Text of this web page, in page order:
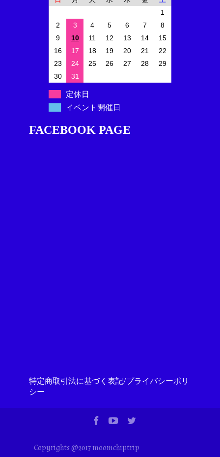
1
2
3 4 5 6 7
8
9
10 11 12 13 14
15
16
17 18 19 20 21
22
23
24 25 26 27 28
29
30
31
定休日
イベント開催日
FACEBOOK PAGE
特定商取引法に基づく表記/プライバシーポリ
シー
Copyrights @2017 moomchiptrip